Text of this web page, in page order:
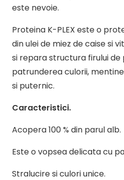
este nevoie.
Proteina K-PLEX este o
din ulei de miez de caise si
si repara structura firului de
patrunderea culorii,
si puternic.
Caracteristici.
Acopera 100 % din parul alb.
Este o vopsea delicata cu
Stralucire si culori unice.